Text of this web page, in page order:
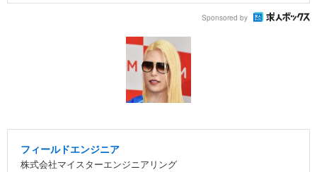
Sponsored by
フィールドエンジニア
株式会社マイスターエンジニアリング